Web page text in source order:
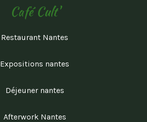
Café Cult'
Restaurant Nantes
Expositions nantes
Déjeuner nantes
Afterwork Nantes